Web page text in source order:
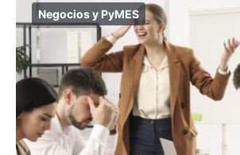
Negocios y PyMES